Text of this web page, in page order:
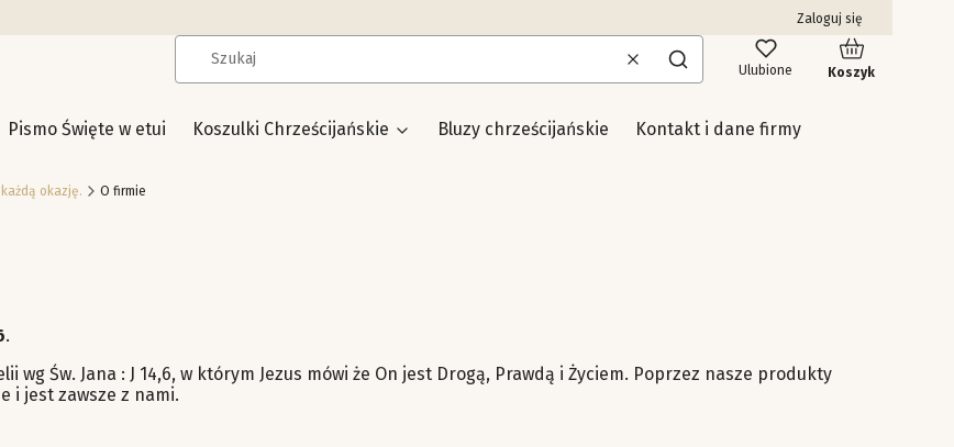
Zaloguj się
WyczyśćSzukaj Ulubione
Produkty w
Koszyk
Pismo Święte w etui Koszulki Chrześcijańskie Bluzy chrześcijańskie Kontakt i dane firmy
okazję. O firmie
.
Św. Jana : J 14,6, w którym Jezus mówi że On jest Drogą, Prawdą i Życiem. Poprzez nasze produkty
i jest zawsze z nami.